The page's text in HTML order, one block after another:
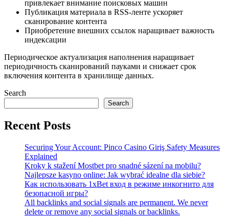
привлекает внимание поисковых машин
Публикация материала в RSS-ленте ускоряет
сканирование контента
Приобретение внешних ссылок наращивает важность
индексации
Периодическое актуализация наполнения наращивает
периодичность сканирований пауками и снижает срок
включения контента в хранилище данных.
Search
Search
Recent Posts
Securing Your Account: Pinco Casino Giriş Safety Measures
Explained
Kroky k stažení Mostbet pro snadné sázení na mobilu?
Najlepsze kasyno online: Jak wybrać idealne dla siebie?
Как использовать 1xBet вход в режиме инкогнито для
безопасной игры?
All backlinks and social signals are permanent. We never
delete or remove any social signals or backlinks.